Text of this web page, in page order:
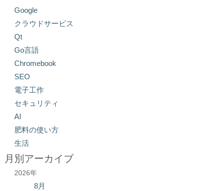
Google
クラウドサービス
Qt
Go言語
Chromebook
SEO
電子工作
セキュリティ
AI
肥料の使い方
生活
月別アーカイブ
2026年
8月